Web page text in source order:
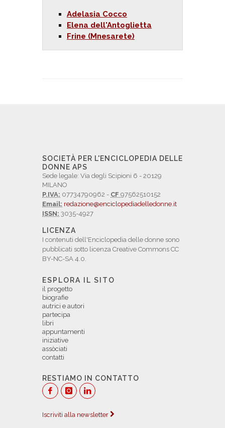
Adelasia Cocco
Elena dell'Antoglietta
Frine (Mnesarete)
SOCIETÀ PER L'ENCICLOPEDIA DELLE
DONNE APS
Sede legale: Via degli Scipioni 6 - 20129
MILANO
P.IVA: 07734790962 - CF 97562510152
Email: redazione@enciclopediadelledonne.it
ISSN: 3035-4927
LICENZA
I contenuti dell'Enciclopedia delle donne sono
pubblicati sotto licenza Creative Commons CC
BY-NC-SA 4.0.
ESPLORA IL SITO
il progetto
biografie
autrici e autori
partecipa
libri
appuntamenti
iniziative
assòciati
contatti
RESTIAMO IN CONTATTO
Iscriviti alla newsletter